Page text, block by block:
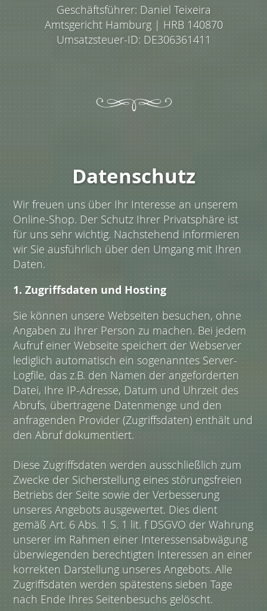
Geschäftsführer: Daniel Teixeira
Amtsgericht Hamburg | HRB 140870
Umsatzsteuer-ID: DE306361411
Datenschutz
Wir freuen uns über Ihr Interesse an unserem
Online-Shop. Der Schutz Ihrer Privatsphäre ist
für uns sehr wichtig. Nachstehend informieren
wir Sie ausführlich über den Umgang mit Ihren
Daten.
1. Zugriffsdaten und Hosting
Sie können unsere Webseiten besuchen, ohne
Angaben zu Ihrer Person zu machen. Bei jedem
Aufruf einer Webseite speichert der Webserver
lediglich automatisch ein sogenanntes Server-
Logfile, das z.B. den Namen der angeforderten
Datei, Ihre IP-Adresse, Datum und Uhrzeit des
Abrufs, übertragene Datenmenge und den
anfragenden Provider (Zugriffsdaten) enthält und
den Abruf dokumentiert.
Diese Zugriffsdaten werden ausschließlich zum
Zwecke der Sicherstellung eines störungsfreien
Betriebs der Seite sowie der Verbesserung
unseres Angebots ausgewertet. Dies dient
gemäß Art. 6 Abs. 1 S. 1 lit. f DSGVO der Wahrung
unserer im Rahmen einer Interessensabwägung
überwiegenden berechtigten Interessen an einer
korrekten Darstellung unseres Angebots. Alle
Zugriffsdaten werden spätestens sieben Tage
nach Ende Ihres Seitenbesuchs gelöscht.